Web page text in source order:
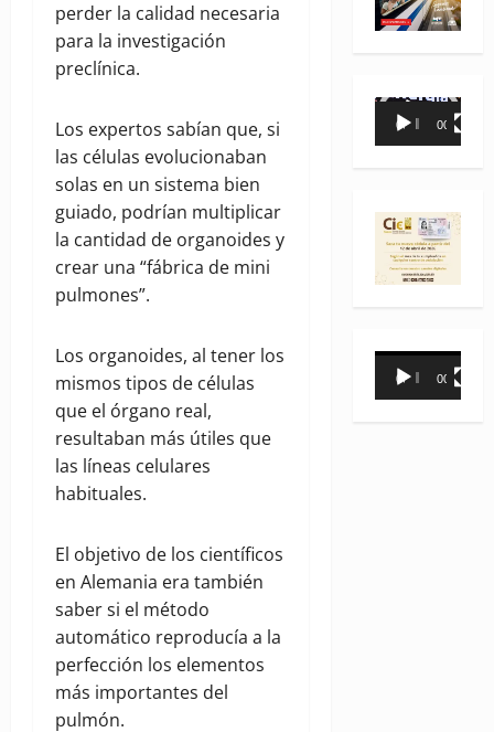
perder la calidad necesaria
para la investigación
preclínica.
Los expertos sabían que, si
las células evolucionaban
solas en un sistema bien
guiado, podrían multiplicar
la cantidad de organoides y
crear una “fábrica de mini
pulmones”.
Los organoides, al tener los
mismos tipos de células
que el órgano real,
resultaban más útiles que
las líneas celulares
habituales.
El objetivo de los científicos
en Alemania era también
saber si el método
automático reproducía a la
perfección los elementos
más importantes del
pulmón.
Reproductor
00:00 00:35
Reproductor
00:00 00:31